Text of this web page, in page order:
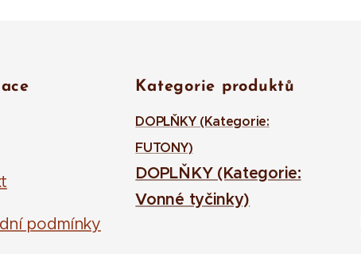
podmínky
Kategorie produktů
DOPLŇKY (Kategorie:
FUTONY)
DOPLŇKY (Kategorie:
Vonné tyčinky)